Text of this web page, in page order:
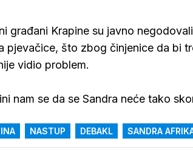
građani Krapine su javno
pjevačice, što zbog činjenice da bi
vidio problem.
nam se da se Sandra neće tako
NASTUP DEBAKL SANDRA